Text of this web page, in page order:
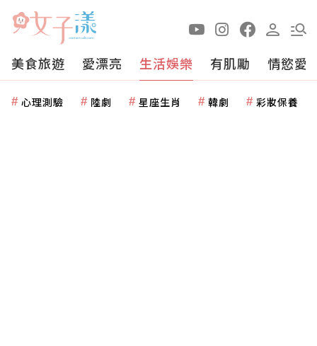
美食旅遊 愛漂亮 生活娛樂 有肌勵 情慾愛
心理測驗 陸劇 星座生肖 韓劇 彩妝保養